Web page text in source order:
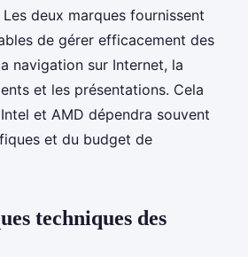
deux marques fournissent
de gérer efficacement des
navigation sur Internet, la
et les présentations. Cela
et AMD dépendra souvent
et du budget de
techniques des